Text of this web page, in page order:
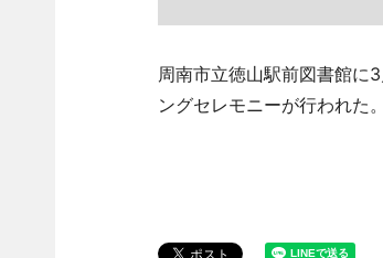
周南市立徳山駅前図書館に
ングセレモニーが行われた。